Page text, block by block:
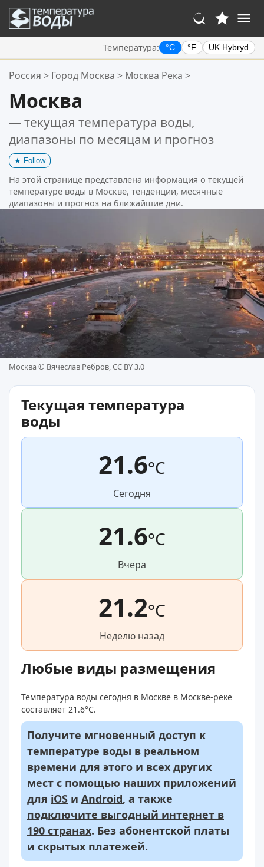
Температура: °C °F UK Hybryd
Ваше избранное:
Россия > Город Москва > Москва Река >
Москва
— текущая температура воды,
диапазоны по месяцам и прогноз
★ Follow
На этой странице представлена информация о текущей
температуре воды в Москве, тенденции, месячные
диапазоны и прогноз на ближайшие дни.
Москва © Вячеслав Ребров, CC BY 3.0
Текущая температура
воды
21.6°C
Сегодня
21.6°C
Вчера
21.2°C
Неделю назад
Любые виды размещения
Температура воды сегодня в Москве в Москве-реке
составляет 21.6°C.
Получите мгновенный доступ к
температуре воды в реальном
времени для этого и всех других
мест с помощью наших приложений
для iOS и Android, а также
подключите выгодный интернет в
190 странах. Без абонентской платы
и скрытых платежей.